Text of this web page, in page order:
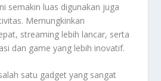
semakin luas digunakan juga
Memungkinkan
streaming lebih lancar, serta
dan game yang lebih inovatif.
satu gadget yang sangat